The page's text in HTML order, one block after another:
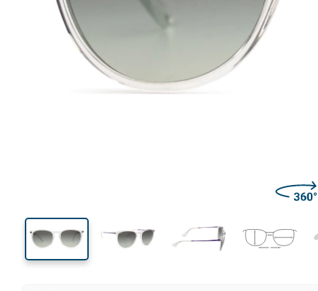
44 mm
Hauteur des verres
54 mm
Largeur des verres
des verres